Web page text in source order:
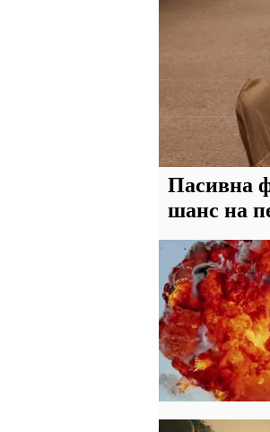
Пасивна
шанс на